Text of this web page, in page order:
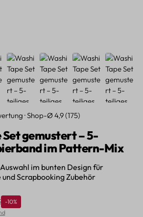
· Shop-Ø 4,9 (175)
Set gemustert – 5-
im Pattern-Mix
im bunten Design für
Scrapbooking Zubehör
Preis:
Rabatt
-10%